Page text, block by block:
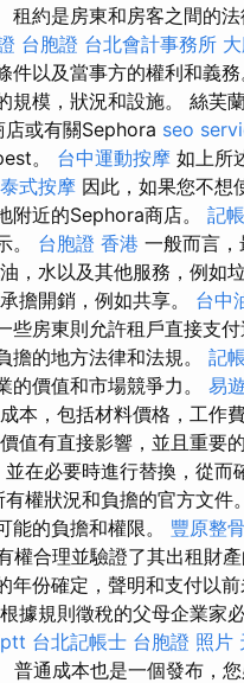
租約是房東和房客之間的法
台胞證 台北會計事務所
以及當事方的權利和義務
模，狀況和設施。 絲芙
或有關Sephora seo
。 台中運動按摩 如上所
式按摩 因此，如果您不想
附近的Sephora商店。 記
。 台胞證 香港 一般而言
，水以及其他服務，例如
擔開銷，例如共享。 台中
房東則允許租戶直接支付
擔的地方法律和法規。 記
的價值和市場競爭力。 易
本，包括材料價格，工作
值有直接影響，並且重要
在必要時進行替換，從而
權狀況和負擔的官方文件
能的負擔和權限。 豐原整骨
權合理並驗證了其出租財
份確定，聲明和支付以
據規則徵稅的父母企業家
台北記帳士 台胞證 照片
通成本也是一個發布，您